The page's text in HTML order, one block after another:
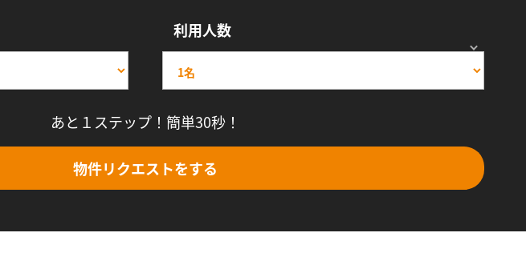
利用人数
あと１ステップ！簡単30秒！
物件リクエストをする